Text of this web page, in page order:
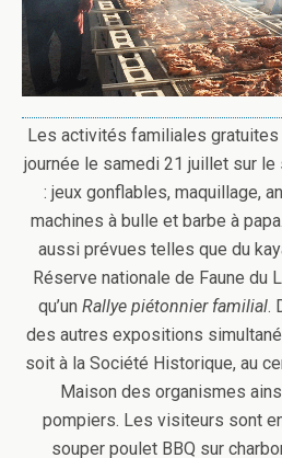
Les activités familiales
journée le samedi 21 juillet sur
: jeux gonflables, maquillage,
machines à bulle et barbe à
aussi prévues telles que du
Réserve nationale de Faune du
qu’un Rallye piétonnier familial.
des autres expositions
soit à la Société Historique, au
Maison des organismes
pompiers. Les visiteurs sont
souper poulet BBQ sur